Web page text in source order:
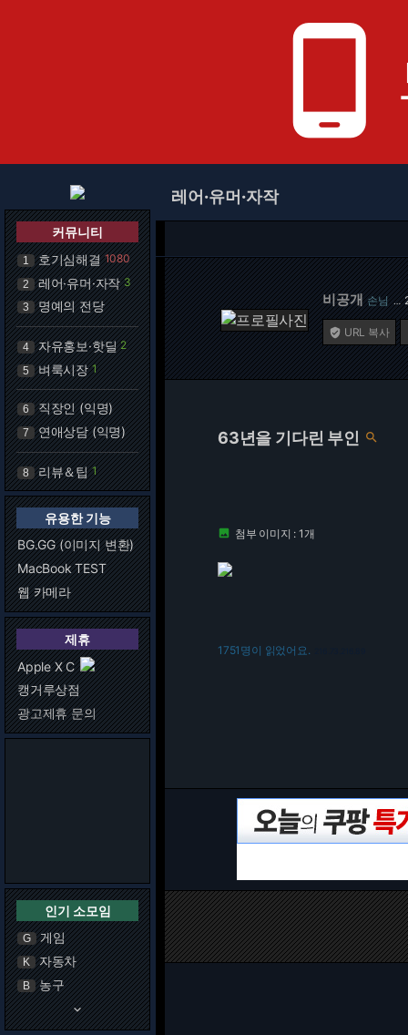
phone_android
커뮤니티
1 호기심해결 1080
2 레어·유머·자작 3
3 명예의 전당
4 자유홍보·핫딜 2
5 벼룩시장 1
6 직장인 (익명)
7 연애상담 (익명)
8 리뷰＆팁 1
유용한 기능
BG.GG (이미지 변환)
MacBook TEST
웹 카메라
제휴
Apple X C
캥거루상점
광고제휴 문의
인기 소모임
G 게임
K 자동차
B 농구
keyboard_arrow_down
레어·유머·자작
비공개 손님 …
 URL 복사
63년을 기다린 부인 
 첨부 이미지 : 1개
1751명이 읽었어요.